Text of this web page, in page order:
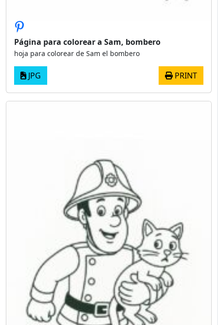
Página para colorear a Sam, bombero
hoja para colorear de Sam el bombero
JPG PRINT